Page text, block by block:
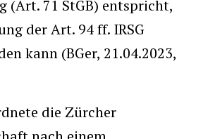
(Art. 71 StGB) entspricht,
der Art. 94 ff. IRSG
kann (BGer, 21.04.2023,
die Zürcher